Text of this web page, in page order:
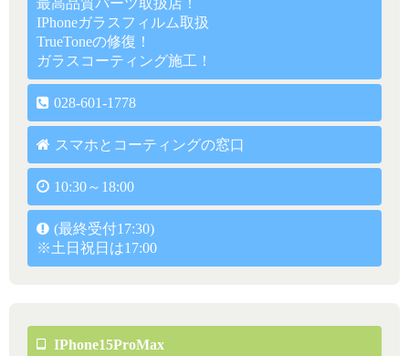
最高品質パーツ取扱店！
IPhoneガラスフィルム取扱
TrueToneの修復！
ガラスコーティング施工！
028-601-1778
スマホとコーティングの窓口
10:30～18:00
(最終受付17:30)
※土日祝日は17:00
IPhone15ProMax